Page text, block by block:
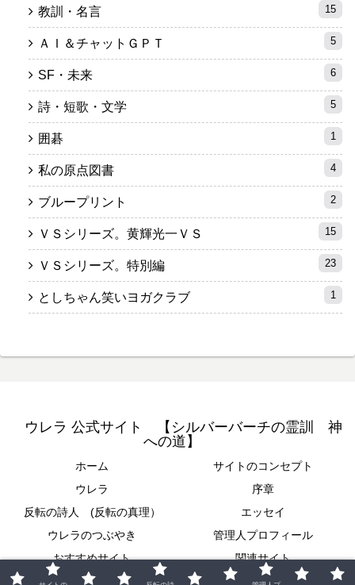
教訓・名言 15
ＡＩ＆チャットＧＰＴ 5
SF・未来 6
詩・短歌・文学 5
囲碁 1
私の原点図書 4
ブループリント 2
ＶＳシリーズ。黄輝光一ＶＳ 15
ＶＳシリーズ。特別編 23
としちゃん笑いヨガクラブ 1
ウレラ 公式サイト 【シルバーバーチの霊訓 神
への道】
ホーム
サイトのコンセプト
ウレラ
序章
反転の詩人 (反転の真理）
エッセイ
ウレラのつぶやき
管理人プロフィール
おすすめサイト
関連サイト